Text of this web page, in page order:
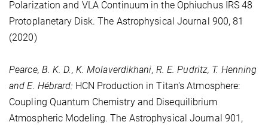
Polarization and VLA Continuum in the Ophiuchus IRS 48
Protoplanetary Disk. The Astrophysical Journal 900, 81
(2020)
Pearce, B. K. D., K. Molaverdikhani, R. E. Pudritz, T. Henning
and E. Hébrard: HCN Production in Titan's Atmosphere:
Coupling Quantum Chemistry and Disequilibrium
Atmospheric Modeling. The Astrophysical Journal 901 ,